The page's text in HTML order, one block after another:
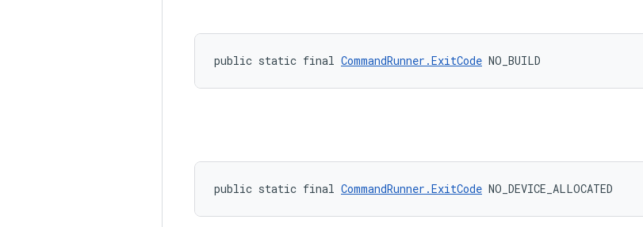
public static final CommandRunner.ExitCode NO_BUILD
public static final CommandRunner.ExitCode NO_DEVICE_ALLOCATED